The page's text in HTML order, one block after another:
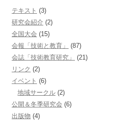
テキスト (3)
研究会紹介 (2)
全国大会 (15)
会報「技術と教育」
(87)
会誌「技術教育研究」
(21)
リンク (2)
イベント (6)
地域サークル (2)
公開＆冬季研究会 (6)
出版物 (4)